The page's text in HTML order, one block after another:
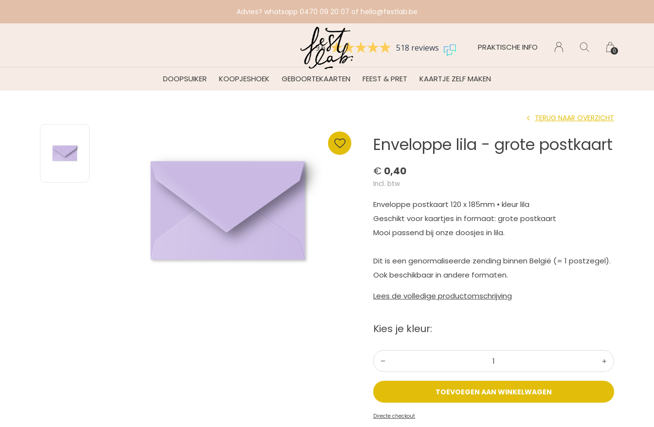
DOOPSUIKER KOOPJESHOEK GEBOORTEKAARTEN FEEST & PRET KAARTJE ZELF MAKEN
9.6 518 reviews PRAKTISCHE INFO 0
Advies? whatsapp 0470 09 20 07 of hello@festlab.be
Enveloppe lila - grote postkaart
TERUG NAAR OVERZICHT
€ 0,40
Incl. btw
Enveloppe postkaart 120 x 185mm • kleur lila
Geschikt voor kaartjes in formaat: grote postkaart
Mooi passend bij onze doosjes in lila.
Dit is een genormaliseerde zending binnen België (= 1 postzegel).
Ook beschikbaar in andere formaten.
Lees de volledige productomschrijving
Kies je kleur:
TOEVOEGEN AAN WINKELWAGEN
Directe checkout